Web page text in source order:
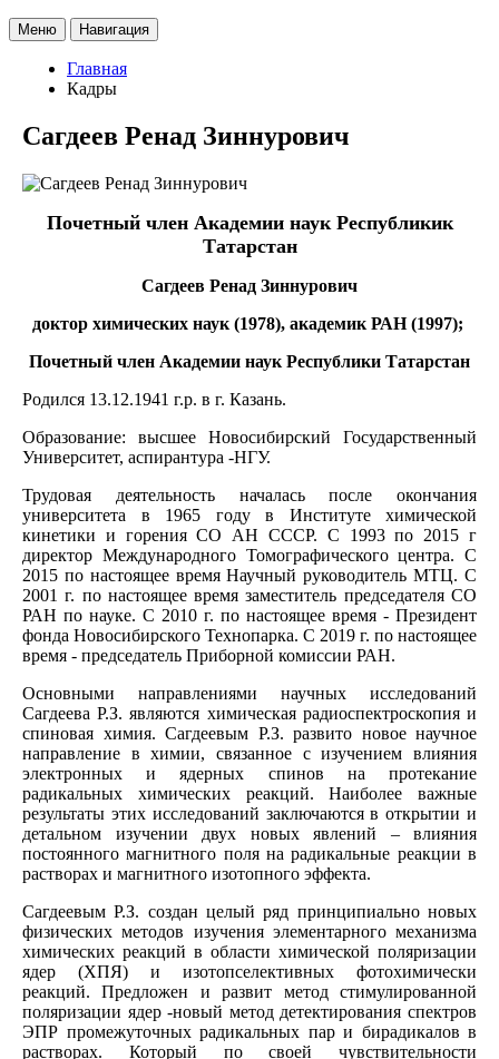
Меню Навигация
Главная
Кадры
Сагдеев Ренад Зиннурович
Почетный член Академии наук Республикик
Татарстан
Сагдеев Ренад Зиннурович
доктор химических наук (1978), академик РАН (1997);
Почетный член Академии наук Республики Татарстан
Родился 13.12.1941 г.р. в г. Казань.
Образование: высшее Новосибирский Государственный
Университет, аспирантура -НГУ.
Трудовая деятельность началась после окончания
университета в 1965 году в Институте химической
кинетики и горения СО АН СССР. С 1993 по 2015 г
директор Международного Томографического центра. С
2015 по настоящее время Научный руководитель МТЦ. С
2001 г. по настоящее время заместитель председателя СО
РАН по науке. С 2010 г. по настоящее время - Президент
фонда Новосибирского Технопарка. С 2019 г. по настоящее
время - председатель Приборной комиссии РАН.
Основными направлениями научных исследований
Сагдеева Р.З. являются химическая радиоспектроскопия и
спиновая химия. Сагдеевым Р.З. развито новое научное
направление в химии, связанное с изучением влияния
электронных и ядерных спинов на протекание
радикальных химических реакций. Наиболее важные
результаты этих исследований заключаются в открытии и
детальном изучении двух новых явлений – влияния
постоянного магнитного поля на радикальные реакции в
растворах и магнитного изотопного эффекта.
Сагдеевым Р.З. создан целый ряд принципиально новых
физических методов изучения элементарного механизма
химических реакций в области химической поляризации
ядер (ХПЯ) и изотопселективных фотохимически
реакций. Предложен и развит метод стимулированной
поляризации ядер -новый метод детектирования спектров
ЭПР промежуточных радикальных пар и бирадикалов в
растворах. Который по своей чувствительности